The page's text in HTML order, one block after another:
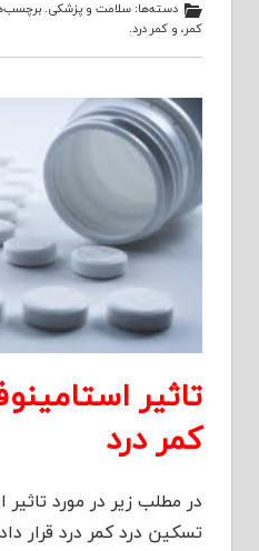
دسته‌ها:سلامت و پزشکی.
کمر، و کمر درد.
تاثیر
کمر درد
در مطلب زیر در مورد تاثیر
تسکین درد کمر درد قرار